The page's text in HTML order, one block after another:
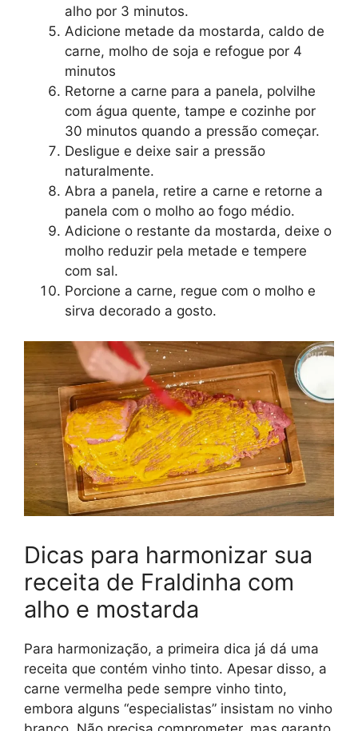
alho por 3 minutos.
Adicione metade da mostarda, caldo de
carne, molho de soja e refogue por 4
minutos
Retorne a carne para a panela, polvilhe
com água quente, tampe e cozinhe por
30 minutos quando a pressão começar.
Desligue e deixe sair a pressão
naturalmente.
Abra a panela, retire a carne e retorne a
panela com o molho ao fogo médio.
Adicione o restante da mostarda, deixe o
molho reduzir pela metade e tempere
com sal.
Porcione a carne, regue com o molho e
sirva decorado a gosto.
Dicas para harmonizar sua
receita de Fraldinha com
alho e mostarda
Para harmonização, a primeira dica já dá uma
receita que contém vinho tinto. Apesar disso, a
carne vermelha pede sempre vinho tinto,
embora alguns “especialistas” insistam no vinho